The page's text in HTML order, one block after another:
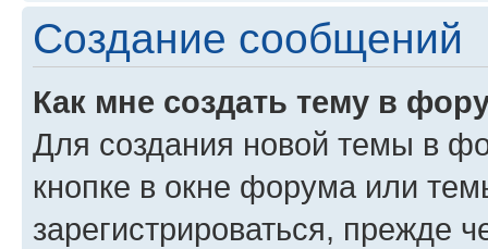
Создание сообщений
Как мне создать тему в
Для создания новой темы в
кнопке в окне форума или
зарегистрироваться, прежде